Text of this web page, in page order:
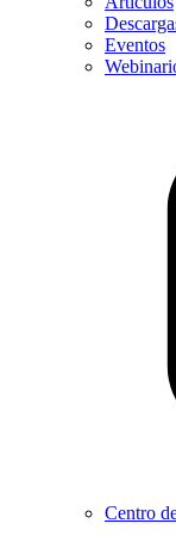
Eventos
Centro